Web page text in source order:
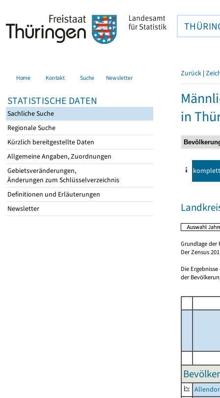
Home Kontakt Suche Newsletter
STATISTISCHE DATEN
Sachliche Suche
Regionale Suche
Kürzlich bereitgestellte Daten
Allgemeine Angaben, Zuordnungen
Gebietsveränderungen,
Änderungen zum Schlüsselverzeichnis
Definitionen und Erläuterungen
Newsletter
Zurück |
in
komplett
Grundlage der
Der Zensus
Die
der